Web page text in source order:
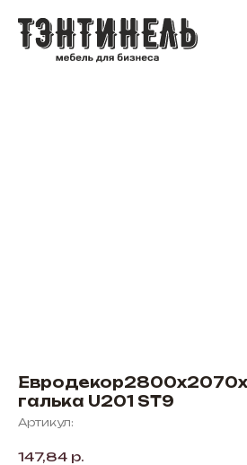
галька U201 ST9
Артикул:
147,84 р.